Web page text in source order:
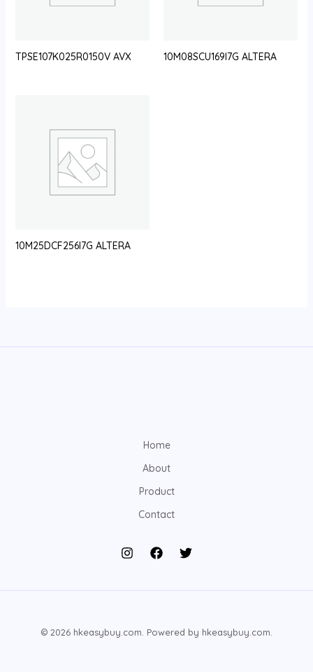
TPSE107K025R0150V AVX 10M08SCU169I7G ALTERA
10M25DCF256I7G ALTERA
Home
About
Product
Contact
© 2026 hkeasybuy.com. Powered by hkeasybuy.com.